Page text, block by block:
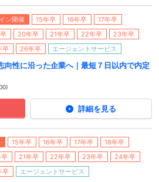
ン開催 15年卒 16年卒
17年卒
20年卒 21年卒 22年卒
23年卒
卒 26年卒 エージェントサービス
向性に沿った企業へ｜最短７日以内で内定
詳細を見る
15年卒 16年卒 17年卒
18年卒
21年卒 22年卒 23年卒
24年卒
卒 エージェントサービス